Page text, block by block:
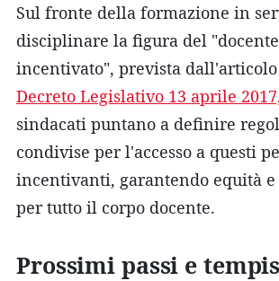
Sul fronte della formazione in
disciplinare la figura del
incentivato", prevista
Decreto Legislativo 13 aprile
sindacati puntano a definire
condivise per l'accesso a questi
incentivanti, garantendo equità e
per tutto il corpo docente.
Prossimi passi e